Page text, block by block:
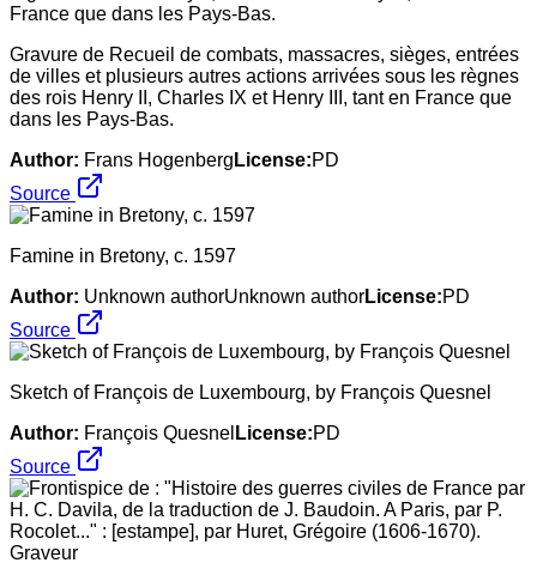
Gravure de Recueil de combats, massacres, sièges, entrées
de villes et plusieurs autres actions arrivées sous les règnes
des rois Henry II, Charles IX et Henry III, tant en France que
dans les Pays-Bas.
Author: Frans Hogenberg License:PD
Source
Famine in Bretony, c. 1597
Author: Unknown authorUnknown authorLicense:PD
Source
Sketch of François de Luxembourg, by François Quesnel
Author: François Quesnel License:PD
Source